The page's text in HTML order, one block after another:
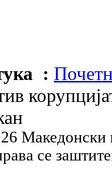
:
Македонски
се